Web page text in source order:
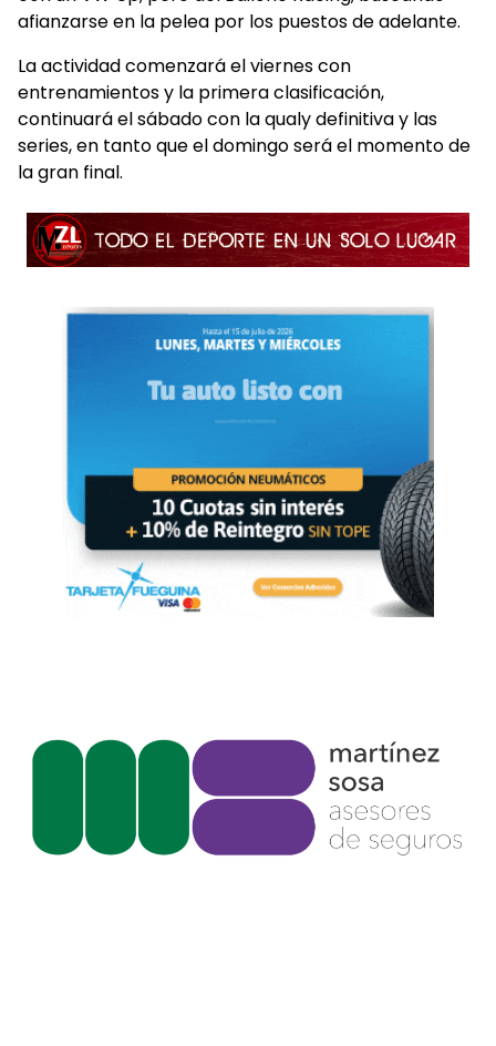
afianzarse en la pelea por los puestos de adelante.
La actividad comenzará el viernes con
entrenamientos y la primera clasificación,
continuará el sábado con la qualy definitiva y las
series, en tanto que el domingo será el momento de
la gran final.